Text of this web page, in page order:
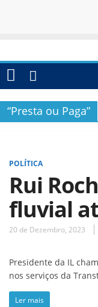
“Presta ou Paga”
POLÍTICA
Rui
fluvial
20 de Dezembro, 2023
Presidente da IL
nos serviços da
Ler mais